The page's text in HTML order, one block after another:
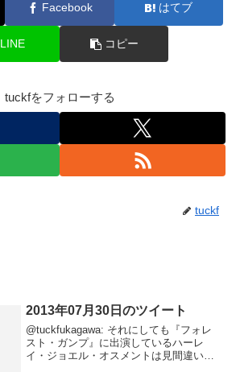
Facebook はてブ
LINE コピー
tuckfをフォローする
tuckf
2013年07月30日のツイート
@tuckfukagawa: それにしても『フォレ
スト・ガンプ』に出演しているハーレ
イ・ジョエル・オスメントは見間違いよ